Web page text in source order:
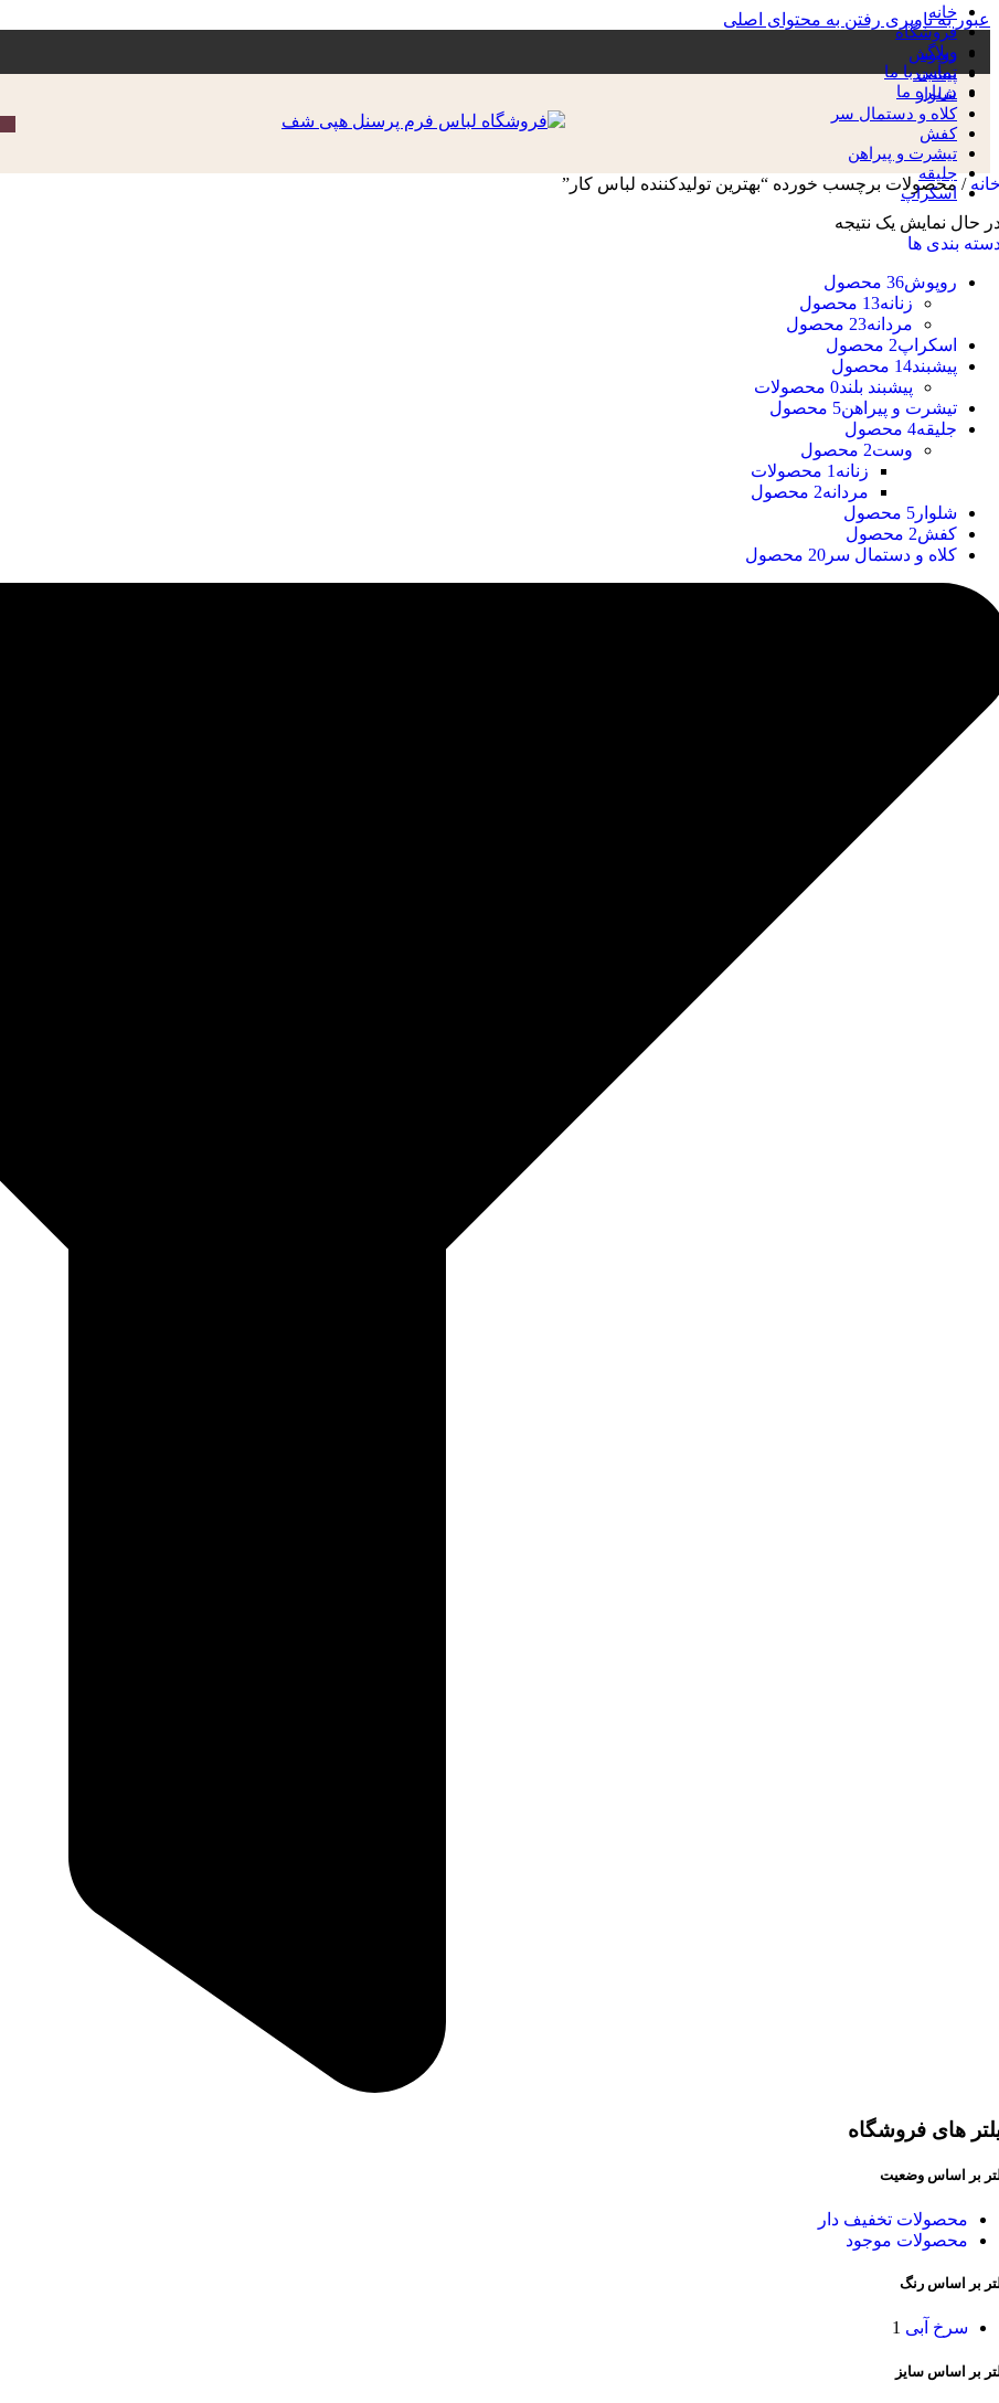
عبور به ناوبری رفتن به محتوای اصلی
خانه
فروشگاه
وبلاگ
تماس با ما
درباره ما
روپوش
پیشبند
شلوار
کلاه و دستمال سر
کفش
تیشرت و پیراهن
جلیقه
اسکراپ / محصولات برچسب خورده “بهترین تولیدکننده لباس کار”
حال نمایش یک نتیجه
بندی ها
روپوش36 محصول
زنانه13 محصول
مردانه23 محصول
اسکراپ2 محصول
پیشبند14 محصول
پیشبند بلند0 محصولات
تیشرت و پیراهن5 محصول
جلیقه4 محصول
وست2 محصول
زنانه 1 محصولات
مردانه2 محصول
شلوار 5 محصول
کفش2 محصول
کلاه و دستمال سر 20 محصول
های فروشگاه
بر اساس وضعیت
محصولات تخفیف دار
محصولات موجود
بر اساس رنگ
سرخ آبی 1
بر اساس سایز